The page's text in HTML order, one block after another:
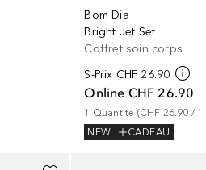
Bom Dia
Bright Jet Set
Coffret soin corps
S-Prix CHF 26.90
Online CHF 26.90
1 Quantité (CHF 26.90 / 1
NEW
CADEAU